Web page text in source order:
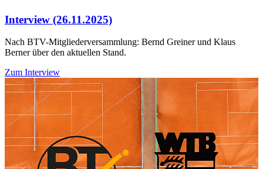
Interview (26.11.2025)
Nach BTV-Mitgliederversammlung: Bernd Greiner und Klaus
Berner über den aktuellen Stand.
Zum Interview